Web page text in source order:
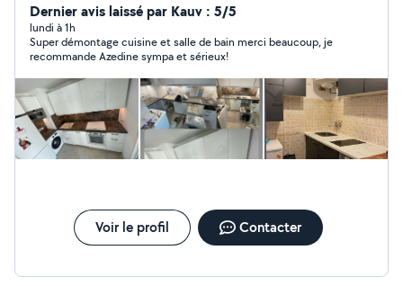
installation, dépannage et entretien de plomberie. Nos
prestations couvrent : Réparation de fuites d'eau
Installation et entretien de chauffe-eau Rénovation de
salle de bain Débouchage de canalisations ️ Dépannage
rapide et urgent Pourquoi nous choisir ? Intervention
rapide et soignée Devis clair et transparent Artisan de
confiance avec plusieurs années d'expérience Service
disponible 7j/7 pour vos urgences Nous intervenons à
Paris et dans les environs îles de France
Dernier avis laissé par Kauv : 5/5
lundi à 1h
Super démontage cuisine et salle de bain merci beaucoup, je
recommande Azedine sympa et sérieux!
Voir le profil Contacter